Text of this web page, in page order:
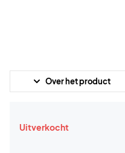
Over het product
Uitverkocht